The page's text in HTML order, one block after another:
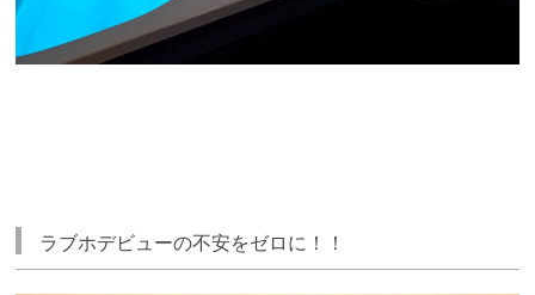
ラブホデビューの不安をゼロに！！